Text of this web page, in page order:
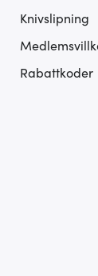
Knivslipning
Rabattkoder